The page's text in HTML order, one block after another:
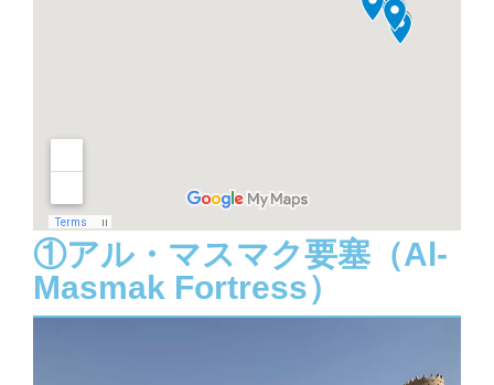
①アル・マスマク要塞（Al-
Masmak Fortress）